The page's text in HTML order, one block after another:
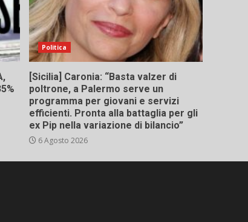
Politica
[Sicilia] Caronia: “Basta valzer di
poltrone, a Palermo serve un
programma per giovani e servizi
efficienti. Pronta alla battaglia per gli
ex Pip nella variazione di bilancio”
6 Agosto 2026